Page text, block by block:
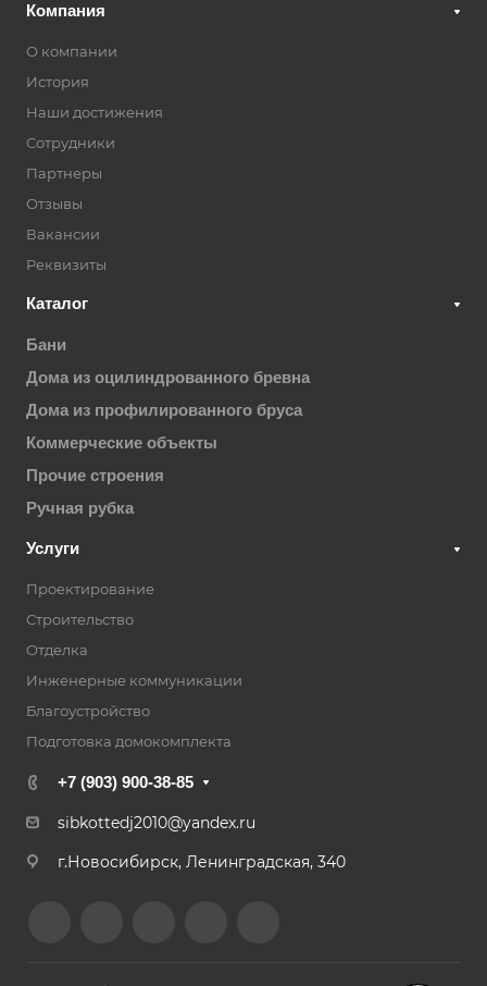
Компания
О компании
История
Наши достижения
Сотрудники
Партнеры
Отзывы
Вакансии
Реквизиты
Каталог
Бани
Дома из оцилиндрованного бревна
Дома из профилированного бруса
Коммерческие объекты
Прочие строения
Ручная рубка
Услуги
Проектирование
Строительство
Отделка
Инженерные коммуникации
Благоустройство
Подготовка домокомплекта
+7 (903) 900-38-85
sibkottedj2010@yandex.ru
г.Новосибирск, Ленинградская, 340